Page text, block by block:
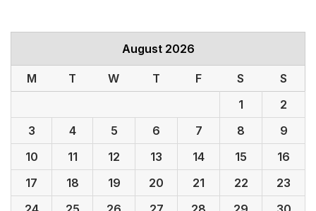
August 2026
M T W T F S
S
1
2
3
4 5 6 7 8
9
10
11 12 13 14 15
16
17
18 19 20 21 22
23